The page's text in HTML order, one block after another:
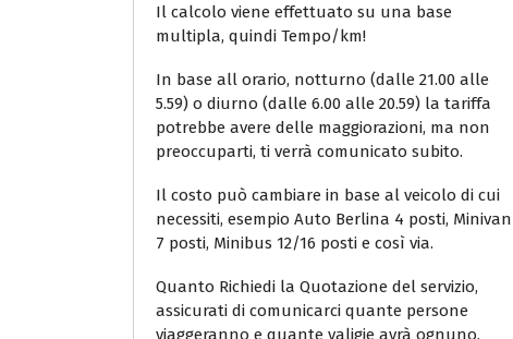
Il calcolo viene effettuato su una base
multipla, quindi Tempo/km!
In base all orario, notturno (dalle 21.00 alle
5.59) o diurno (dalle 6.00 alle 20.59) la tariffa
potrebbe avere delle maggiorazioni, ma non
preoccuparti, ti verrà comunicato subito.
Il costo può cambiare in base al veicolo di cui
necessiti, esempio Auto Berlina 4 posti, Minivan
7 posti, Minibus 12/16 posti e così via.
Quanto Richiedi la Quotazione del servizio,
assicurati di comunicarci quante persone
viaggeranno e quante valigie avrà ognuno.